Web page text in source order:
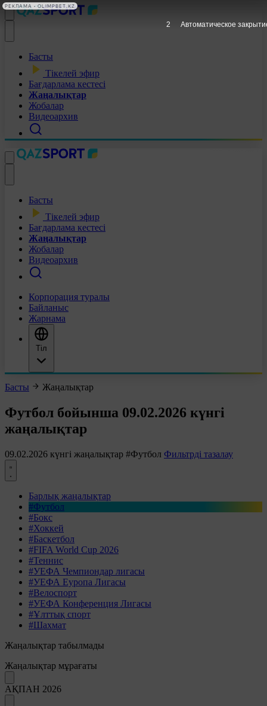
Басты
Тікелей эфир
Бағдарлама кестесі
Жаңалықтар
Жобалар
Видеоархив
Басты
Тікелей эфир
Бағдарлама кестесі
Жаңалықтар
Жобалар
Видеоархив
Корпорация туралы
Байланыс
Жарнама
Тіл
Басты Жаңалықтар
Футбол бойынша 09.02.2026 күнгі
жаңалықтар
09.02.2026 күнгі жаңалықтар #Футбол Фильтрді тазалау
Барлық жаңалықтар
#Футбол
#Бокс
#Хоккей
#Баскетбол
#FIFA World Cup 2026
#Теннис
#УЕФА Чемпиондар лигасы
#УЕФА Еуропа Лигасы
#Велоспорт
#УЕФА Конференция Лигасы
#Ұлттық спорт
#Шахмат
Жаңалықтар табылмады
Жаңалықтар мұрағаты
АҚПАН 2026
1 Автоматическое
РЕКЛАМА • OLIMPBET.KZ